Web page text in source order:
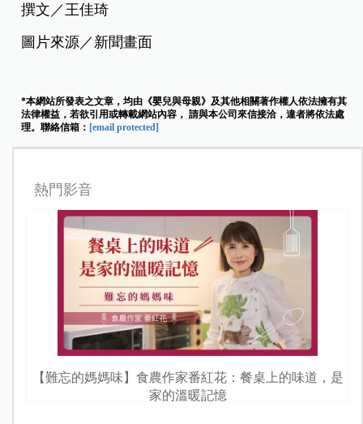
撰文／王佳琦
圖片來源／新聞畫面
*本網站所發表之文章，均由《嬰兒與母親》及其他相關著作權人依法擁有其
法律權益，若欲引用或轉載網站內容， 請與本公司來信接洽，違者將依法處
理。聯絡信箱： [email protected]
熱門影音
【難忘的媽媽味】食農作家番紅花：餐桌上的味道，是
家的溫暖記憶